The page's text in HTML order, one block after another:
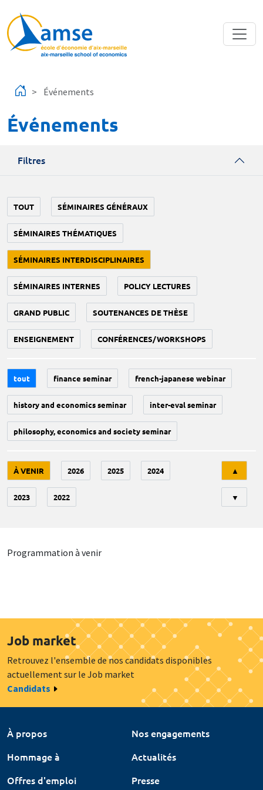
Événements
Événements
Filtres
TOUT SÉMINAIRES GÉNÉRAUX
SÉMINAIRES THÉMATIQUES
SÉMINAIRES INTERDISCIPLINAIRES
SÉMINAIRES INTERNES POLICY LECTURES
GRAND PUBLIC SOUTENANCES DE THÈSE
ENSEIGNEMENT CONFÉRENCES/WORKSHOPS
tout finance seminar french-japanese webinar
history and economics seminar inter-eval seminar
philosophy, economics and society seminar
À VENIR 2026 2025 2024
2023 2022
▲
▼
Programmation à venir
Job market
Retrouvez l'ensemble de nos candidats disponibles
actuellement sur le Job market
Candidats
À propos
Nos engagements
Hommage à
Actualités
Offres d'emploi
Presse